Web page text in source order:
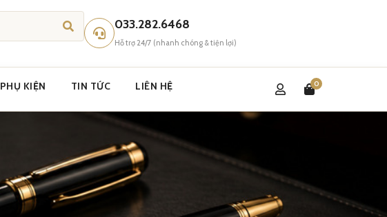
033.282.6468
Hỗ trợ 24/7 (nhanh chóng & tiện lợi)
PHỤ KIỆN TIN TỨC LIÊN HỆ 0